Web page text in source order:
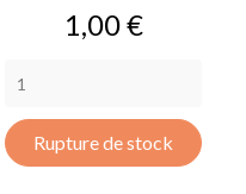
Prix
1,00 €
Rupture de stock